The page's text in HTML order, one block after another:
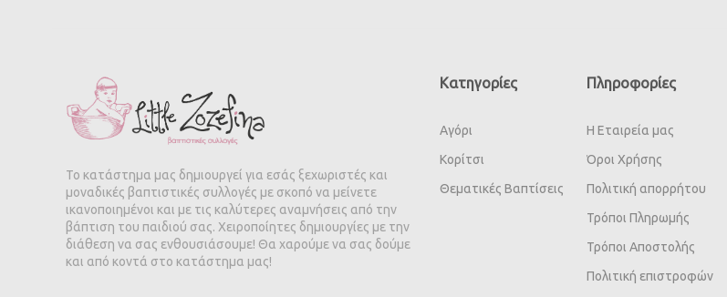
Το κατάστημα μας δημιουργεί για εσάς ξεχωριστές και
μοναδικές βαπτιστικές συλλογές με σκοπό να μείνετε
ικανοποιημένοι και με τις καλύτερες αναμνήσεις από την
βάπτιση του παιδιού σας. Χειροποίητες δημιουργίες με την
διάθεση να σας ενθουσιάσουμε! Θα χαρούμε να σας δούμε
και από κοντά στο κατάστημα μας!
Κατηγορίες
Αγόρι
Κορίτσι
Θεματικές Βαπτίσεις
Πληροφορίες
Η Εταιρεία μας
Όροι Χρήσης
Πολιτική απορρήτου
Τρόποι Πληρωμής
Τρόποι Αποστολής
Πολιτική επιστροφών